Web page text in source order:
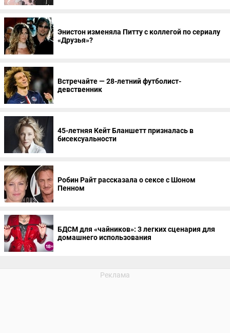
Энистон изменяла Питту с коллегой по сериалу
«Друзья»?
Встречайте — 28-летний футболист-
девственник
45-летняя Кейт Бланшетт призналась в
бисексуальности
Робин Райт рассказала о сексе с Шоном
Пенном
БДСМ для «чайников»: 3 легких сценария для
домашнего использования